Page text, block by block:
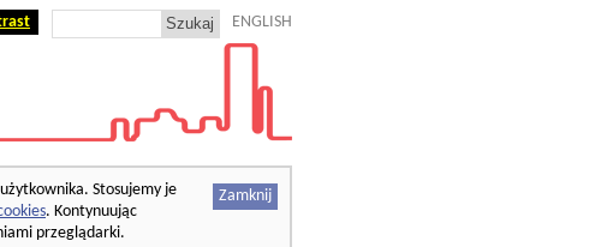
ENGLISH
Zamknij
Stosujemy je
. Kontynuując
przeglądarki.